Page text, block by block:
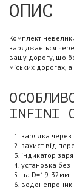
ОПИС
Комплект
заряджається
вашу дорогу, що
міських дорогах,
INFINI
зарядка через
захист від
індикатор
установка без
на D=19-32мм